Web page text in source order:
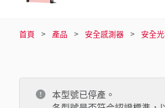
首頁 產品 安全感測器 安全
本型號已停產。